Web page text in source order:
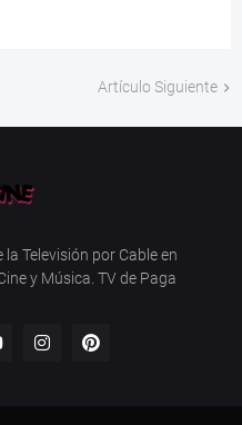
Artículo Siguiente
Televisión por Cable en
y Música. TV de Paga